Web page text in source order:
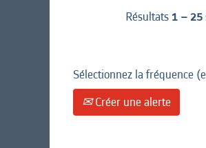
Résultats1 – 25
Sélectionnez la fréquence
Créer une alerte